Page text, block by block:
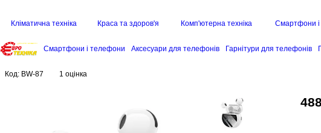
Кліматична техніка Краса та здоров'я Комп'ютерна техніка Смартфони
Смартфони і телефони Аксесуари для телефонів Гарнітури для телефонів
Код: BW-87 1 оцінка
488